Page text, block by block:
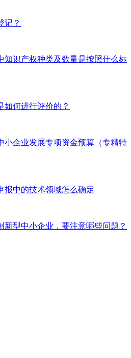
记？
知识产权种类及数量是按照什么标
如何进行评价的？
小企业发展专项资金预算（专精特
报中的技术领域怎么确定
新型中小企业，要注意哪些问题？